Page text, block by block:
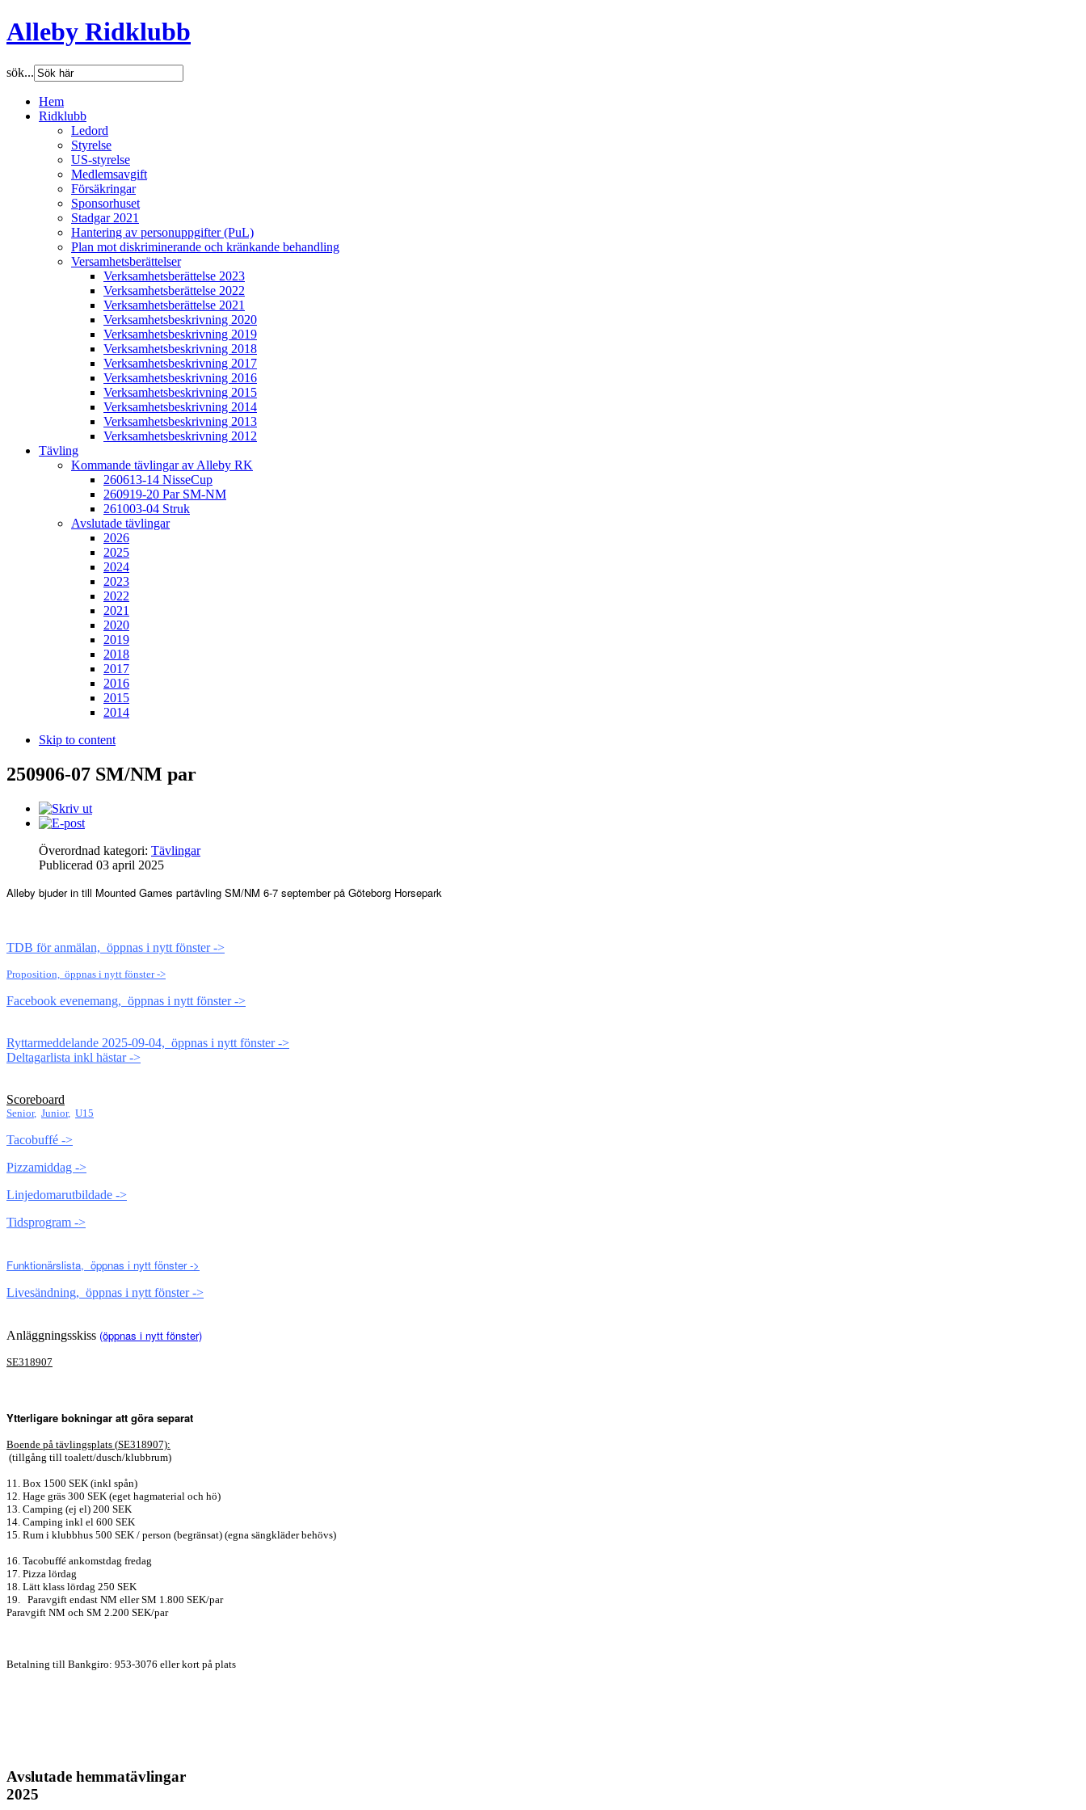
Alleby Ridklubb
sök...
Hem
Ridklubb
Ledord
Styrelse
US-styrelse
Medlemsavgift
Försäkringar
Sponsorhuset
Stadgar 2021
Hantering av personuppgifter (PuL)
Plan mot diskriminerande och kränkande behandling
Versamhetsberättelser
Verksamhetsberättelse 2023
Verksamhetsberättelse 2022
Verksamhetsberättelse 2021
Verksamhetsbeskrivning 2020
Verksamhetsbeskrivning 2019
Verksamhetsbeskrivning 2018
Verksamhetsbeskrivning 2017
Verksamhetsbeskrivning 2016
Verksamhetsbeskrivning 2015
Verksamhetsbeskrivning 2014
Verksamhetsbeskrivning 2013
Verksamhetsbeskrivning 2012
Tävling
Kommande tävlingar av Alleby RK
260613-14 NisseCup
260919-20 Par SM-NM
261003-04 Struk
Avslutade tävlingar
2026
2025
2024
2023
2022
2021
2020
2019
2018
2017
2016
2015
2014
Skip to content
250906-07 SM/NM par
Överordnad kategori: Tävlingar
Publicerad 03 april 2025
Alleby bjuder in till Mounted Games partävling SM/NM 6-7 september på Göteborg Horsepark
TDB för anmälan, öppnas i nytt fönster ->
Proposition, öppnas i nytt fönster ->
Facebook evenemang, öppnas i nytt fönster ->
Ryttarmeddelande 2025-09-04, öppnas i nytt fönster ->
Deltagarlista inkl hästar ->
Scoreboard
Senior, Junior, U15
Tacobuffé ->
Pizzamiddag ->
Linjedomarutbildade ->
Tidsprogram ->
Funktionärslista, öppnas i nytt fönster ->
Livesändning, öppnas i nytt fönster ->
Anläggningsskiss (öppnas i nytt fönster)
SE318907
Ytterligare bokningar att göra separat
Boende på tävlingsplats (SE318907):
(tillgång till toalett/dusch/klubbrum)
11. Box 1500 SEK (inkl spån)
12. Hage gräs 300 SEK (eget hagmaterial och hö)
13. Camping (ej el) 200 SEK
14. Camping inkl el 600 SEK
15. Rum i klubbhus 500 SEK / person (begränsat) (egna sängkläder behövs)
16. Tacobuffé ankomstdag fredag
17. Pizza lördag
18. Lätt klass lördag 250 SEK
19.
Paravgift endast NM eller SM 1.800 SEK/par
Paravgift NM och SM 2.200 SEK/par
Betalning till Bankgiro: 953-3076 eller kort på plats
Avslutade hemmatävlingar
2025